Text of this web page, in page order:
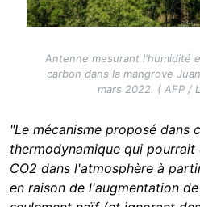
Antenne mesurant l'humidité
carbon dans la mangrove
mars 2022. ( AFP /
"Le mécanisme proposé dans
thermodynamique qui
CO2 dans l'atmosphère à
en raison de l'augmentation